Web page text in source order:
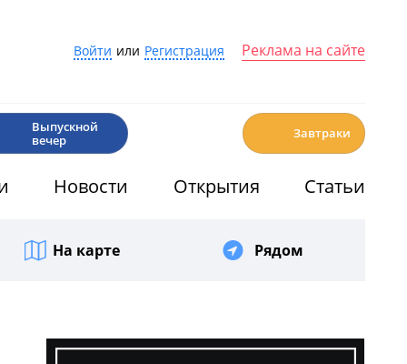
Войти или Регистрация Реклама на сайте
Выпускной
вечер
Завтраки
Новости Открытия Статьи
На карте Рядом